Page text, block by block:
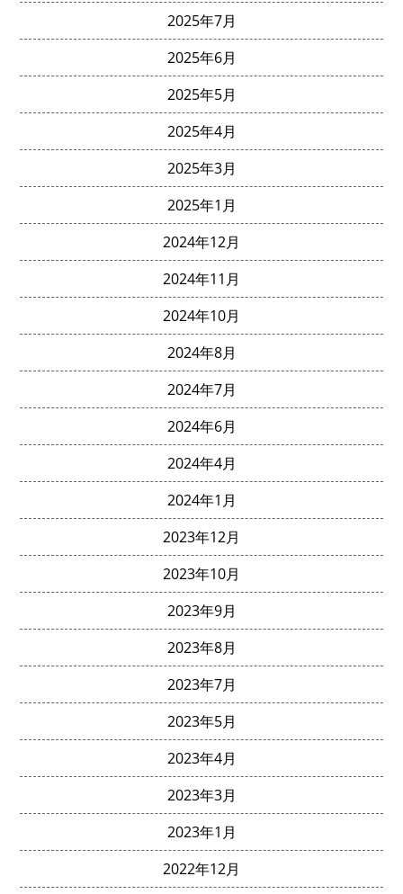
2025年7月
2025年6月
2025年5月
2025年4月
2025年3月
2025年1月
2024年12月
2024年11月
2024年10月
2024年8月
2024年7月
2024年6月
2024年4月
2024年1月
2023年12月
2023年10月
2023年9月
2023年8月
2023年7月
2023年5月
2023年4月
2023年3月
2023年1月
2022年12月